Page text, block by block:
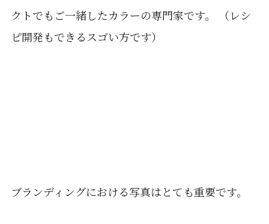
クトでもご一緒したカラーの専門家です。 （レシ
ピ開発もできるスゴい方です）
ブランディングにおける写真はとても重要です。